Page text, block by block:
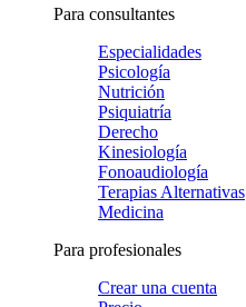
Para consultantes
Especialidades
Psicología
Nutrición
Psiquiatría
Derecho
Kinesiología
Fonoaudiología
Terapias Alternativas
Medicina
Para profesionales
Crear una cuenta